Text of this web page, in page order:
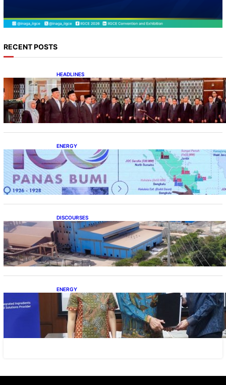
RECENT POSTS
HEADLINES
Lana Saria Dilantik Sebagai Kepala Badan
Geologi
ENERGY
Momentum 100 Tahun Panas Bumi untuk
Akselerasi Pertumbuhan
DISCOURSES
Manfaat Hilirisasi Belum Merata, Pemerintah
Perlu Kaji Ulang Skema DBH
ENERGY
Dukung Operasional, Lautan Luas Perkuat
Implementasi Solusi Energi Terbarukan